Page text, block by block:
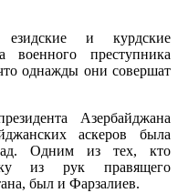
и курдские
военного преступника
однажды они совершат
Азербайджана
аскеров была
Одним из тех, кто
из рук правящего
был и Фарзалиев.